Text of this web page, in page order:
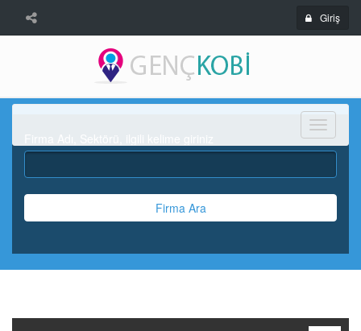
Giriş
Menü
Firma Ara